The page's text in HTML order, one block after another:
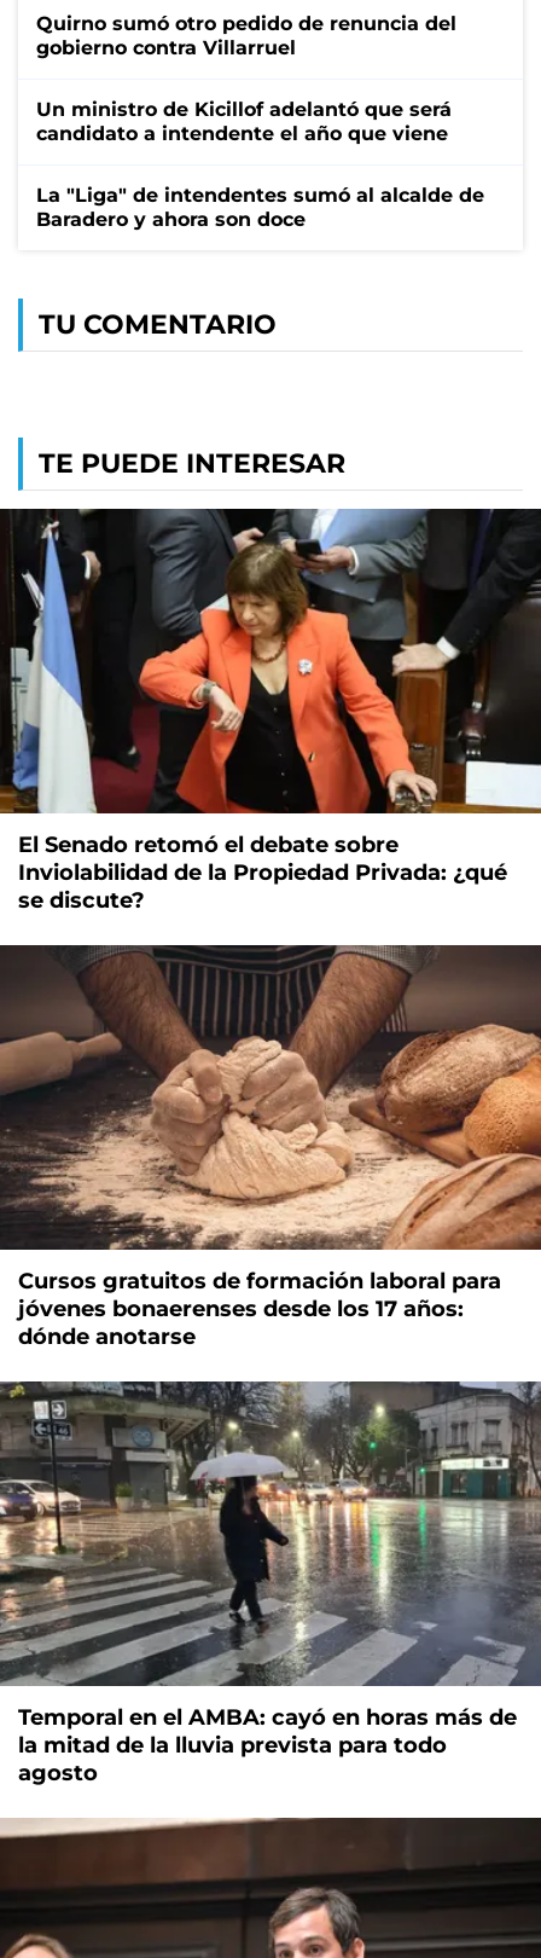
Quirno sumó otro pedido de renuncia del
gobierno contra Villarruel
Un ministro de Kicillof adelantó que será
candidato a intendente el año que viene
La "Liga" de intendentes sumó al alcalde de
Baradero y ahora son doce
TU COMENTARIO
TE PUEDE INTERESAR
El Senado retomó el debate sobre
Inviolabilidad de la Propiedad Privada: ¿qué
se discute?
Cursos gratuitos de formación laboral para
jóvenes bonaerenses desde los 17 años:
dónde anotarse
Temporal en el AMBA: cayó en horas más de
la mitad de la lluvia prevista para todo
agosto